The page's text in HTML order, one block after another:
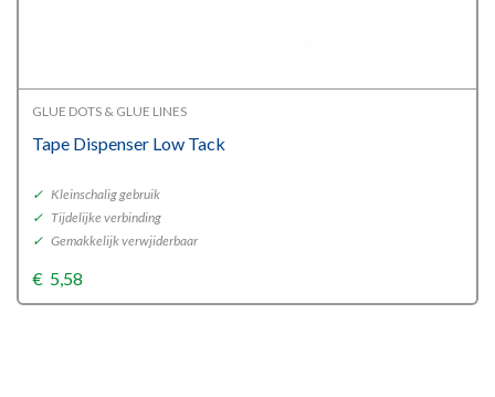
GLUE DOTS & GLUE LINES
Tape Dispenser Low Tack
✓ Kleinschalig gebruik
✓ Tijdelijke verbinding
✓ Gemakkelijk verwjiderbaar
€ 5,58